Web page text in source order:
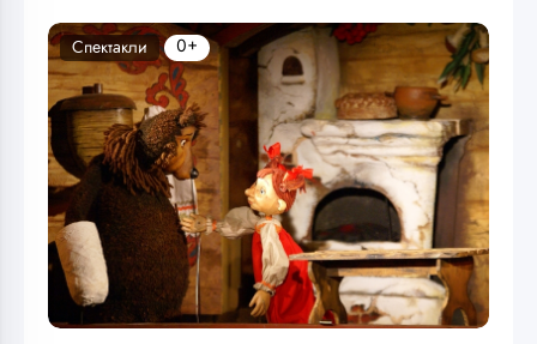
Спектакли 0+